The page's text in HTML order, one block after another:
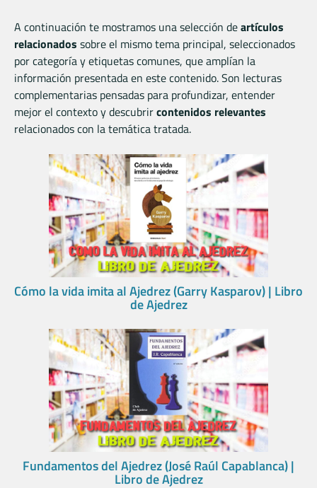
A continuación te mostramos una selección deartículos
relacionados sobre el mismo tema principal, seleccionados
por categoría y etiquetas comunes, que amplían la
información presentada en este contenido. Son lecturas
complementarias pensadas para profundizar, entender
mejor el contexto y descubrircontenidos relevantes
relacionados con la temática tratada.
Cómo la vida imita al Ajedrez (Garry Kasparov) | Libro
de Ajedrez
Fundamentos del Ajedrez (José Raúl Capablanca) |
Libro de Ajedrez